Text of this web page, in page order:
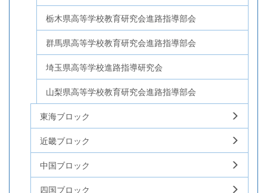
栃木県高等学校教育研究会進路指導部会
群馬県高等学校教育研究会進路指導部会
埼玉県高等学校進路指導研究会
山梨県高等学校教育研究会進路指導部会
東海ブロック
近畿ブロック
中国ブロック
四国ブロック